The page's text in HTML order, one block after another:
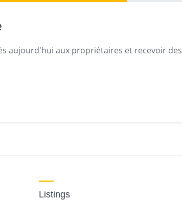
aujourd'hui aux propriétaires et recevoir des
Listings